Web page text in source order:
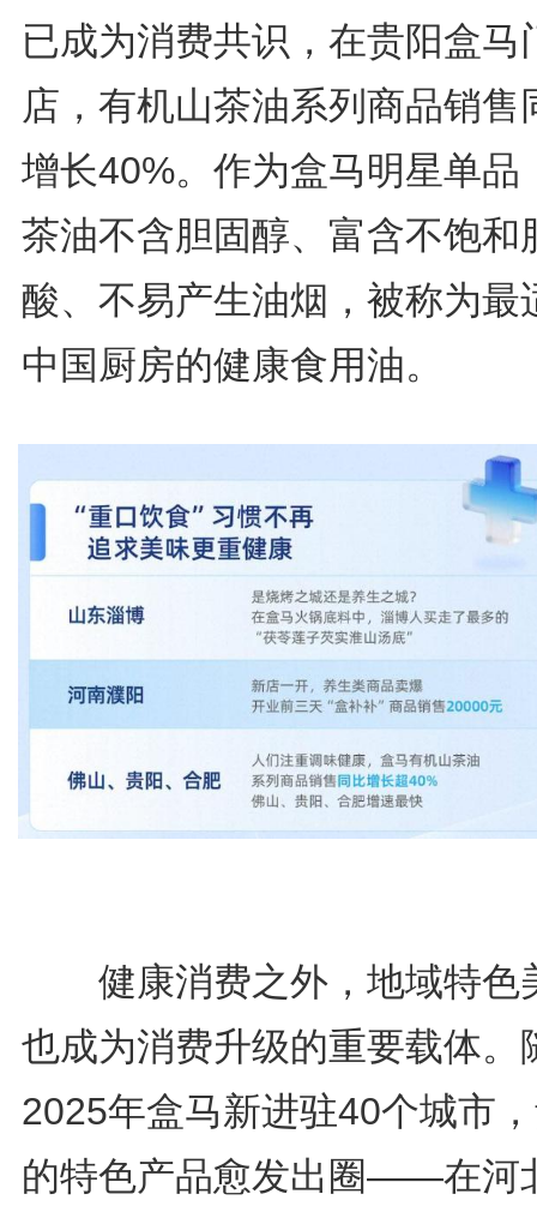
已成为消费共识，在贵阳盒马
店，有机山茶油系列商品销售
增长40%。作为盒马明星单品
茶油不含胆固醇、富含不饱和
酸、不易产生油烟，被称为最
中国厨房的健康食用油。
健康消费之外，地域特色
也成为消费升级的重要载体。
2025年盒马新进驻40个城市
的特色产品愈发出圈——在河